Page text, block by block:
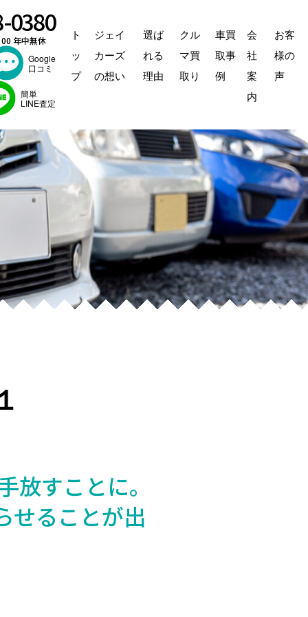
0380
年中無休
Google
口コミ
簡単
LINE査定
ト
ッ
プ
ジェイ
カーズ
の想い
選ば
れる
理由
クル
マ買
取り
車買
取事
例
会
社
案
内
お客
様の
声
放すことに。
せることが出